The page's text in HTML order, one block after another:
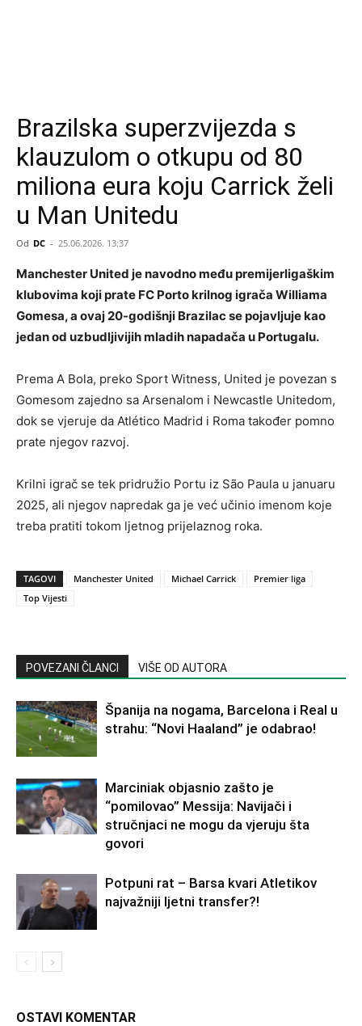
Brazilska superzvijezda s
klauzulom o otkupu od 80
miliona eura koju Carrick želi
u Man Unitedu
Od DC - 25.06.2026. 13:37
Manchester United je navodno među premijerligaškim
klubovima koji prate FC Porto krilnog igrača Williama
Gomesa, a ovaj 20-godišnji Brazilac se pojavljuje kao
jedan od uzbudljivijih mladih napadača u Portugalu.
Prema A Bola, preko Sport Witness, United je povezan s
Gomesom zajedno sa Arsenalom i Newcastle Unitedom,
dok se vjeruje da Atlético Madrid i Roma također pomno
prate njegov razvoj.
Krilni igrač se tek pridružio Portu iz São Paula u januaru
2025, ali njegov napredak ga je već učinio imenom koje
treba pratiti tokom ljetnog prijelaznog roka.
TAGOVI Manchester United Michael Carrick
Premier liga
Top Vijesti
POVEZANI ČLANCI VIŠE OD AUTORA
Španija na nogama, Barcelona i Real u
strahu: “Novi Haaland” je odabrao!
Marciniak objasnio zašto je
“pomilovao” Messija: Navijači i
stručnjaci ne mogu da vjeruju šta
govori
Potpuni rat – Barsa kvari Atletikov
najvažniji ljetni transfer?!
OSTAVI KOMENTAR